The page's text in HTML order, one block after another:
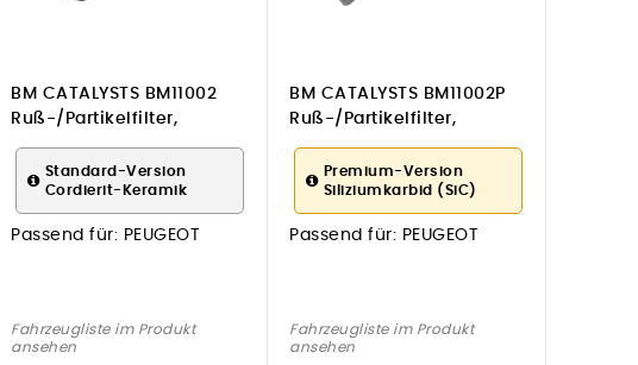
BM CATALYSTS BM11002
Ruß-/Partikelfilter,
Abgasanlage für PEUGEOT
Standard-Version
Cordierit-Keramik
Passend für: PEUGEOT
Fahrzeugliste im Produkt
ansehen
BM CATALYSTS BM11002P
Ruß-/Partikelfilter,
Abgasanlage für PEUGEOT
Premium-Version
Siliziumkarbid (SiC)
Passend für: PEUGEOT
Fahrzeugliste im Produkt
ansehen